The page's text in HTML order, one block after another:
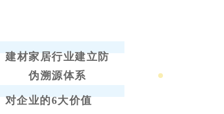
建材家居行业建立防
伪溯源体系
对企业的6大价值